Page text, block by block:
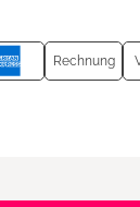
Rechnung